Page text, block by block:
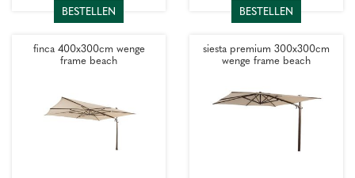
BESTELLEN BESTELLEN
finca 400x300cm wenge
frame beach
siesta premium 300x300cm
wenge frame beach